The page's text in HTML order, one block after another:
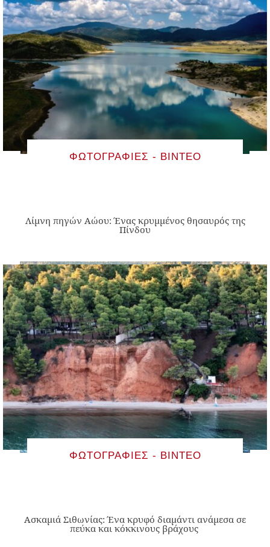
ΦΩΤΟΓΡΑΦΊΕΣ - ΒΊΝΤΕΟ
Λίμνη πηγών Αώου: Ένας κρυμμένος θησαυρός της
Πίνδου
ΦΩΤΟΓΡΑΦΊΕΣ - ΒΊΝΤΕΟ
Ασκαμιά Σιθωνίας: Ένα κρυφό διαμάντι ανάμεσα σε
πεύκα και κόκκινους βράχους